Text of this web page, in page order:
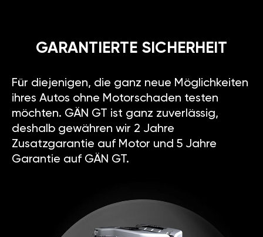
GARANTIERTE SICHERHEIT
Für diejenigen, die ganz neue Möglichkeiten
ihres Autos ohne Motorschaden testen
möchten. GÄN GT ist ganz zuverlässig,
deshalb gewähren wir 2 Jahre
Zusatzgarantie auf Motor und 5 Jahre
Garantie auf GÄN GT.